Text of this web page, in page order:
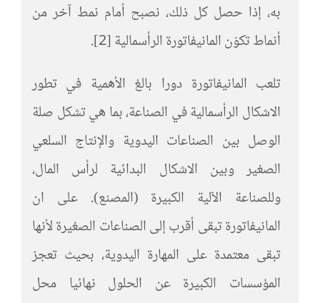
به، إذا حصل كل ذلك، نصبح أمام نمط آخر من
أنماط تكوّن المانيفاتورة الرأسمالية [2].
تلعب المانيفاتورة دورا بالغ الأهمية في تطور
الاشكال الرأسمالية في الصناعة، بما هي تشكل صلة
الوصل بين الصناعات اليدوية والإنتاج السلعي
الصغير وبين الاشكال البدائية لرأس المال،
وللصناعة الآلية الكبيرة (المصنع). على ان
المانيفاتورة تبقى أقرب إلى الصناعات الصغيرة لأنها
تبقى معتمدة على المهارة اليدوية، بحيث تعجز
المؤسسات الكبيرة عن الحلول نهائيا محل